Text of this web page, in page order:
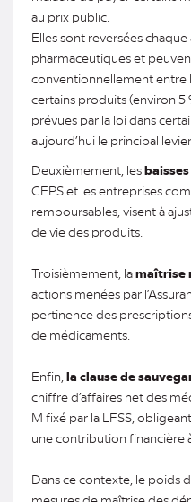
au prix public.
Elles sont reversées
pharmaceutiques et
conventionnellement entre
certains produits (environ 5
prévues par la loi dans
aujourd’hui le principal
Deuxièmement, les
CEPS et les entreprises
remboursables, visent à
de vie des produits.
Troisièmement, lamaîtrise
actions menées par
pertinence des
de médicaments.
Enfin, la clause de
chiffre d’affaires net des
M fixé par la LFSS,
une contribution financière
Dans ce contexte, le poids